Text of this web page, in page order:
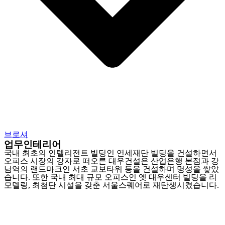
브로셔
업무인테리어
국내 최초의 인텔리전트 빌딩인 연세재단 빌딩을 건설하면서
오피스 시장의 강자로 떠오른 대우건설은 산업은행 본점과 강
남역의 랜드마크인 서초 교보타워 등을 건설하며 명성을 쌓았
습니다. 또한 국내 최대 규모 오피스인 옛 대우센터 빌딩을 리
모델링, 최첨단 시설을 갖춘 서울스퀘어로 재탄생시켰습니다.